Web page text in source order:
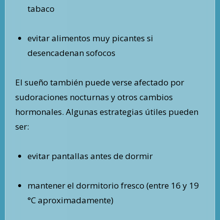
tabaco
evitar alimentos muy picantes si
desencadenan sofocos
El sueño también puede verse afectado por
sudoraciones nocturnas y otros cambios
hormonales. Algunas estrategias útiles pueden
ser:
evitar pantallas antes de dormir
mantener el dormitorio fresco (entre 16 y 19
°C aproximadamente)